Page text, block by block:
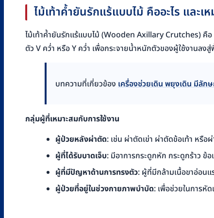
ไม้เท้าค้ำยันรักแร้แบบไม้ คืออะไร และเห
ไม้เท้าค้ำยันรักแร้แบบไม้ (Wooden Axillary Crutches)
ตัว V คว่ำ หรือ Y คว่ำ เพื่อกระจายน้ำหนักตัวของผู้ใช้งานลง
บทความที่เกี่ยวข้อง เครื่องช่วยเดิน พยุงเดิน มีลัก
กลุ่มผู้ที่เหมาะสมกับการใช้งาน
ผู้ป่วยหลังผ่าตัด: เช่น ผ่าตัดเข่า ผ่าตัดข้อเท้า หรื
ผู้ที่ได้รับบาดเจ็บ: มีอาการกระดูกหัก กระดูกร้าว ข้
ผู้ที่มีปัญหาด้านการทรงตัว: ผู้ที่มีกล้ามเนื้อขาอ่อน
ผู้ป่วยที่อยู่ในช่วงกายภาพบำบัด: เพื่อช่วยในการหั